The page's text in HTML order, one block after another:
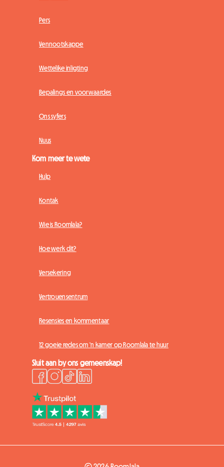
Pers
Vennootskappe
Wettelike inligting
Bepalings en voorwaardes
Ons syfers
Nuus
Kom meer te wete
Hulp
Kontak
Wie is Roomlala?
Hoe werk dit?
Versekering
Vertrouensentrum
Resensies en kommentaar
12 goeie redes om 'n kamer op Roomlala te huur
Sluit aan by ons gemeenskap!